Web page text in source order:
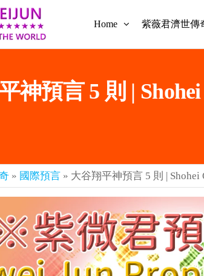
紫薇
《推
言-
紫薇
君寰
宇傳
奇官
網
世
主
都
是
彌
亞-
個
個
都
是
Home 紫薇君濟世傳
神預言 5 則 |
» 國際預言 » 大谷翔平神預言 5 則 |